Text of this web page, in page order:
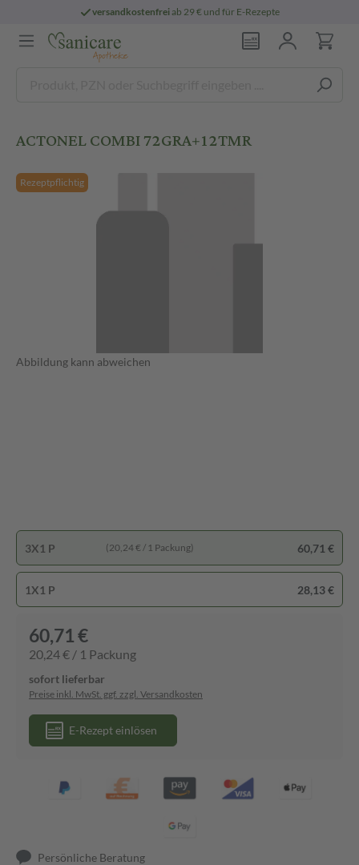
versandkostenfreiab 29 € und für E-Rezepte
ACTONEL COMBI 72GRA+12TMR
Rezeptpflichtig
Abbildung kann abweichen
3X1 P (20,24 € / 1 Packung) 60,71 €
1X1 P 28,13 €
60,71 €
20,24 € / 1 Packung
sofort lieferbar
Preise inkl. MwSt. ggf. zzgl. Versandkosten
E-Rezept einlösen
Persönliche Beratung